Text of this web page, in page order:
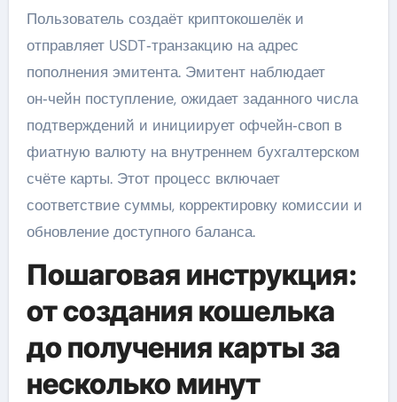
Пользователь создаёт криптокошелёк и
отправляет USDT‑транзакцию на адрес
пополнения эмитента. Эмитент наблюдает
он‑чейн поступление, ожидает заданного числа
подтверждений и инициирует офчейн‑своп в
фиатную валюту на внутреннем бухгалтерском
счёте карты. Этот процесс включает
соответствие суммы, корректировку комиссии и
обновление доступного баланса.
Пошаговая инструкция:
от создания кошелька
до получения карты за
несколько минут